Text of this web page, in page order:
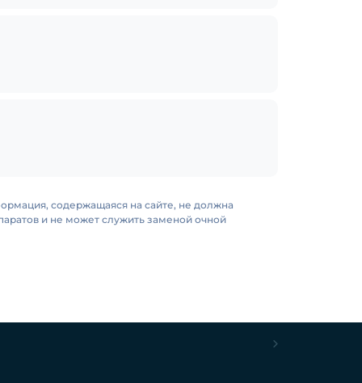
содержащаяся на сайте, не должна
и не может служить заменой очной